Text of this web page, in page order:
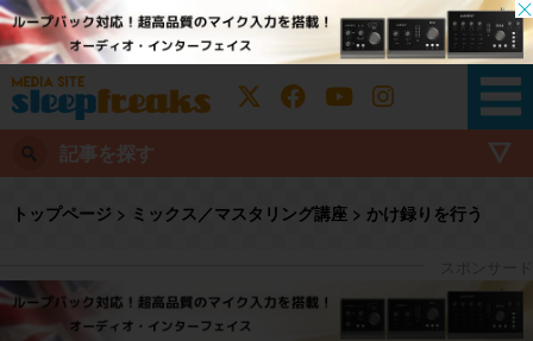
記事を探す
トップページ > ミックス／マスタリング講座 > かけ録りを行う